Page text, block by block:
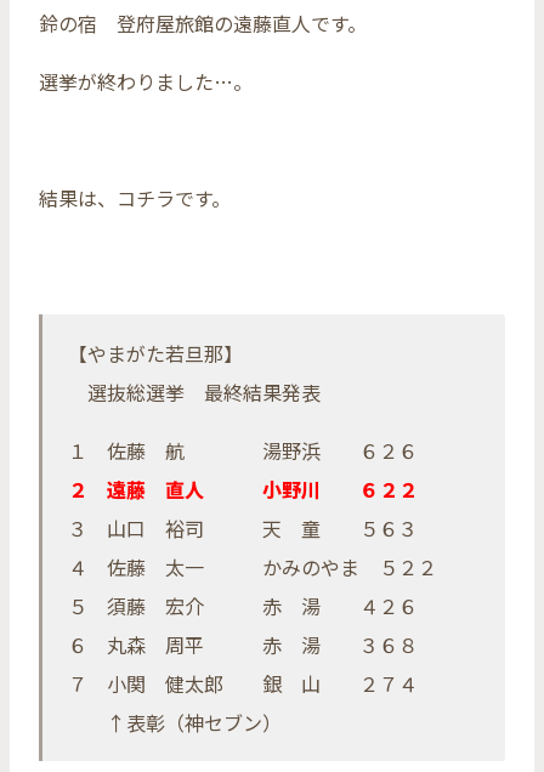
鈴の宿 登府屋旅館の遠藤直人です。
選挙が終わりました…。
結果は、コチラです。
【やまがた若旦那】
選抜総選挙 最終結果発表
１ 佐藤 航 湯野浜 ６２６
２ 遠藤 直人 小野川 ６２２
３ 山口 裕司 天 童 ５６３
４ 佐藤 太一 かみのやま ５２２
５ 須藤 宏介 赤 湯 ４２６
６ 丸森 周平 赤 湯 ３６８
７ 小関 健太郎 銀 山 ２７４
↑表彰（神セブン）